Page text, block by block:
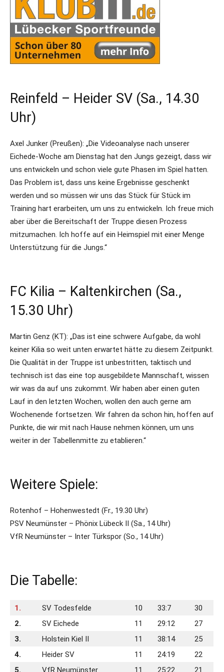
Reinfeld – Heider SV (Sa., 14.30
Uhr)
Axel Junker (Preußen): „Die Videoanalyse nach unserer
Eichede-Woche am Dienstag hat den Jungs gezeigt, dass wir
uns entwickeln und schon viele gute Phasen im Spiel hatten.
Das Problem ist, dass uns keine Ergebnisse geschenkt
werden und so müssen wir uns das Stück für Stück im
Training hart erarbeiten, um uns zu entwickeln. Ich freue mich
aber über die Bereitschaft der Truppe diesen Prozess
mitzumachen. Ich hoffe auf ein Heimspiel mit einer Menge
Unterstützung für die Jungs.“
FC Kilia – Kaltenkirchen (Sa.,
15.30 Uhr)
Martin Genz (KT): „Das ist eine schwere Aufgabe, da wohl
keiner Kilia so weit unten erwartet hätte zu diesem Zeitpunkt.
Die Qualität in der Truppe ist unbestritten, taktisch und
technisch ist das eine top ausgebildete Mannschaft, wissen
wir was da auf uns zukommt. Wir haben aber einen guten
Lauf in den letzten Wochen, wollen den auch gerne am
Wochenende fortsetzen. Wir fahren da schon hin, hoffen auf
Punkte, die wir mit nach Hause nehmen können, um uns
weiter in der Tabellenmitte zu etablieren.“
Weitere Spiele:
Rotenhof – Hohenwestedt (Fr., 19.30 Uhr)
PSV Neumünster – Phönix Lübeck II (Sa., 14 Uhr)
VfR Neumünster – Inter Türkspor (So., 14 Uhr)
Die Tabelle:
1. SV Todesfelde 10 33:7
30
2.
SV Eichede 11 29:12
27
3.
Holstein Kiel II 11 38:14
25
4.
Heider SV 11 24:19
22
5.
VfR Neumünster 11 25:22 21